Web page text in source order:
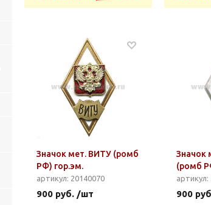
Значок мет. ВИТУ (ромб
РФ) гор.эм.
артикул: 20140070
900 руб. /шт
Значок
(ромб
артикул:
900